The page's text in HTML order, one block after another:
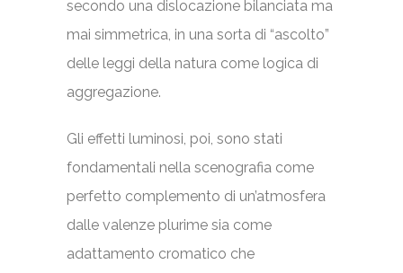
secondo una dislocazione bilanciata ma
mai simmetrica, in una sorta di “ascolto”
delle leggi della natura come logica di
aggregazione.
Gli effetti luminosi, poi, sono stati
fondamentali nella scenografia come
perfetto complemento di un’atmosfera
dalle valenze plurime sia come
adattamento cromatico che